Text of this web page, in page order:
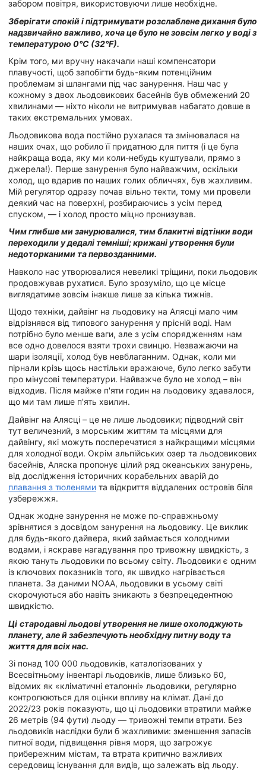
забором повітря, використовуючи лише необхідне.
Зберігати спокій і підтримувати розслаблене дихання було
надзвичайно важливо, хоча це було не зовсім легко у воді з
температурою 0°C (32°F).
Крім того, ми вручну накачали наші компенсатори
плавучості, щоб запобігти будь-яким потенційним
проблемам зі шлангами під час занурення. Наш час у
кожному з двох льодовикових басейнів був обмежений 20
хвилинами — ніхто ніколи не витримував набагато довше в
таких екстремальних умовах.
Льодовикова вода постійно рухалася та змінювалася на
наших очах, що робило її придатною для пиття (і це була
найкраща вода, яку ми коли-небудь куштували, прямо з
джерела!). Перше занурення було найважчим, оскільки
холод, що вдарив по наших голих обличчях, був жахливим.
Мій регулятор одразу почав вільно текти, тому ми провели
деякий час на поверхні, розбираючись з усім перед
спуском, — і холод просто міцно пронизував.
Чим глибше ми занурювалися, тим блакитні відтінки води
переходили у дедалі темніші; крижані утворення були
недоторканими та первозданними.
Навколо нас утворювалися невеликі тріщини, поки льодовик
продовжував рухатися. Було зрозуміло, що це місце
виглядатиме зовсім інакше лише за кілька тижнів.
Щодо техніки, дайвінг на льодовику на Алясці мало чим
відрізнявся від типового занурення у прісній воді. Нам
потрібно було менше ваги, але з усім спорядженням нам
все одно довелося взяти трохи свинцю. Незважаючи на
шари ізоляції, холод був невблаганним. Однак, коли ми
пірнали крізь щось настільки вражаюче, було легко забути
про мінусові температури. Найважче було не холод – він
відходив. Після майже п'яти годин на льодовику здавалося,
що ми там лише п'ять хвилин.
Дайвінг на Алясці – це не лише льодовики; підводний світ
тут величезний, з морським життям та місцями для
дайвінгу, які можуть посперечатися з найкращими місцями
для холодної води. Окрім альпійських озер та льодовикових
басейнів, Аляска пропонує цілий ряд океанських занурень,
від дослідження історичних корабельних аварій до
плавання з тюленями та відкриття віддалених островів біля
узбережжя.
Однак жодне занурення не може по-справжньому
зрівнятися з досвідом занурення на льодовику. Це виклик
для будь-якого дайвера, який займається холодними
водами, і яскраве нагадування про тривожну швидкість, з
якою тануть льодовики по всьому світу. Льодовики є одним
із ключових показників того, як швидко нагрівається
планета. За даними NOAA, льодовики в усьому світі
скорочуються або навіть зникають з безпрецедентною
швидкістю.
Ці стародавні льодові утворення не лише охолоджують
планету, але й забезпечують необхідну питну воду та
життя для всіх нас.
Зі понад 100 000 льодовиків, каталогізованих у
Всесвітньому інвентарі льодовиків, лише близько 60,
відомих як «кліматичні еталонні» льодовики, регулярно
контролюються для оцінки впливу на клімат. Дані до
2022/23 років показують, що ці льодовики втратили майже
26 метрів (94 фути) льоду — тривожні темпи втрати. Без
льодовиків наслідки були б жахливими: зменшення запасів
питної води, підвищення рівня моря, що загрожує
прибережним містам, та втрата критично важливих
середовищ існування для видів, що залежать від льоду.